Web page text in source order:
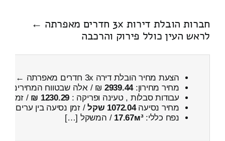
חברות הובלת דירות 3x חדרים מאפרתה ←
לראש העין כולל פירוק והרכבה
הצעת מחיר הובלת דירה 3x חדרים מאפרתה ← לראש העין
מחיר מחירון:2939.44 ₪ / אלה שבטווח המחירים
עבודות סבלות , טעינה ופריקה : 1230.29 ₪ / זמן :
מחיר נסיעה1072.04 שקל / זמן נסיעה בין ערים
נפח כללי:17.67м³ / המשקל […]